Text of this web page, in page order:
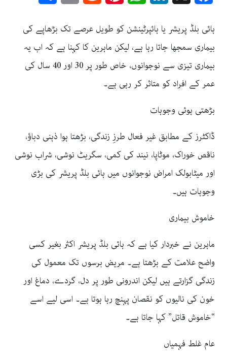
ہائی بلڈ پریشر یا ہائپرٹینشن کو طویل عرصے تک بڑھاپے کی
بیماری سمجھا جاتا رہا ہے، لیکن ماہرین کا کہنا ہے کہ اب یہ
بیماری تیزی سے نوجوانوں، خاص طور پر 30 اور 40 سال کی
عمر کے افراد کو متاثر کر رہی ہے۔
بڑھتی ہوئی وجوہات
ڈاکٹرز کے مطابق غیر فعال طرزِ زندگی، بڑھتا ہوا ذہنی دباؤ،
ناقص خوراک، موٹاپا، نیند کی کمی، سگریٹ نوشی، شراب نوشی
اور میٹابولک امراض نوجوانوں میں ہائی بلڈ پریشر کی بڑی
وجوہات ہیں۔
خاموش بیماری
ماہرین نے خبردار کیا ہے کہ ہائی بلڈ پریشر اکثر بغیر کسی
واضح علامت کے بڑھتا ہے۔ مریض برسوں تک معمول کی
زندگی گزارتے ہیں لیکن اندرونی طور پر دل، گردے، دماغ اور
خون کی نالیوں کو نقصان پہنچ رہا ہوتا ہے۔ اسی لیے اسے
“خاموش قاتل” کہا جاتا ہے۔
عام غلط فہمیاں